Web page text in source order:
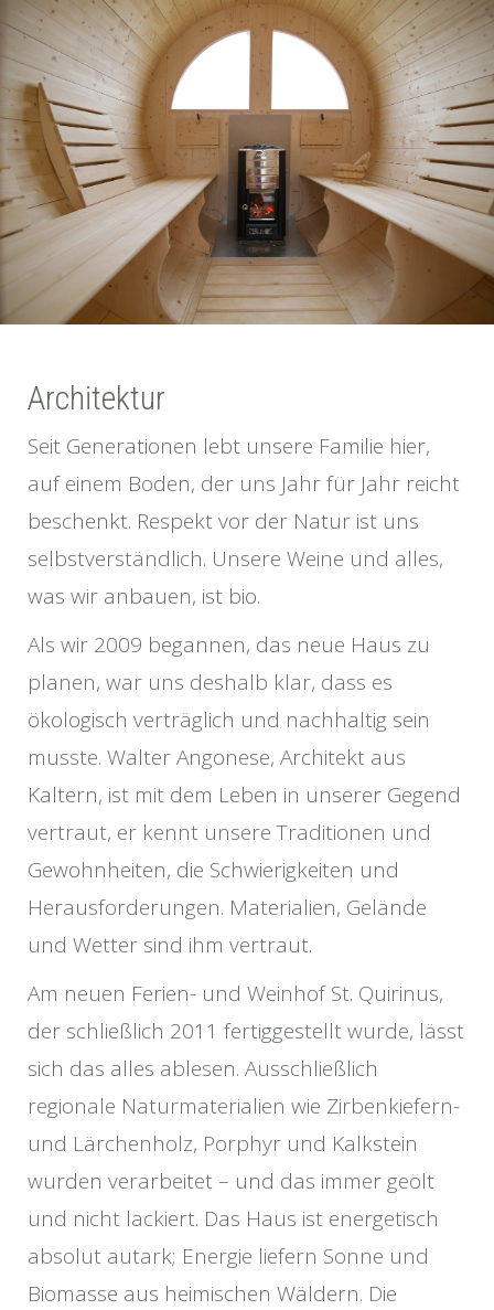
Architektur
Seit Generationen lebt unsere Familie hier,
auf einem Boden, der uns Jahr für Jahr reicht
beschenkt. Respekt vor der Natur ist uns
selbstverständlich. Unsere Weine und alles,
was wir anbauen, ist bio.
Als wir 2009 begannen, das neue Haus zu
planen, war uns deshalb klar, dass es
ökologisch verträglich und nachhaltig sein
musste. Walter Angonese, Architekt aus
Kaltern, ist mit dem Leben in unserer Gegend
vertraut, er kennt unsere Traditionen und
Gewohnheiten, die Schwierigkeiten und
Herausforderungen. Materialien, Gelände
und Wetter sind ihm vertraut.
Am neuen Ferien- und Weinhof St. Quirinus,
der schließlich 2011 fertiggestellt wurde, lässt
sich das alles ablesen. Ausschließlich
regionale Naturmaterialien wie Zirbenkiefern-
und Lärchenholz, Porphyr und Kalkstein
wurden verarbeitet – und das immer geölt
und nicht lackiert. Das Haus ist energetisch
absolut autark; Energie liefern Sonne und
Biomasse aus heimischen Wäldern. Die